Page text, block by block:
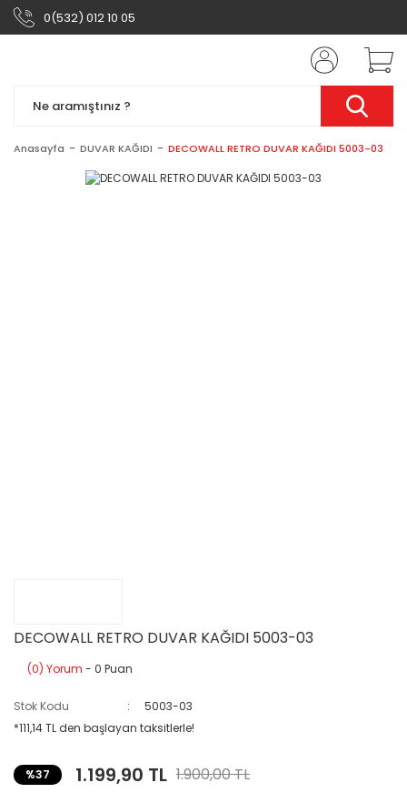
0(532) 012 10 05
Anasayfa DUVAR KAĞIDI DECOWALL RETRO DUVAR KAĞIDI 5003-03
DECOWALL RETRO DUVAR KAĞIDI 5003-03
(0) Yorum - 0 Puan
Stok Kodu
5003-03
*111,14 TL den başlayan taksitlerle!
%37 1.199,90 TL 1.900,00 TL